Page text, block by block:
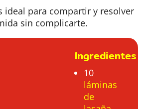
ideal para compartir y resolver
sin complicarte.
Ingredientes
10
láminas
de